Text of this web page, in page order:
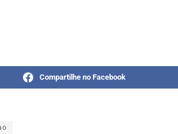
Compartilhe no Facebook